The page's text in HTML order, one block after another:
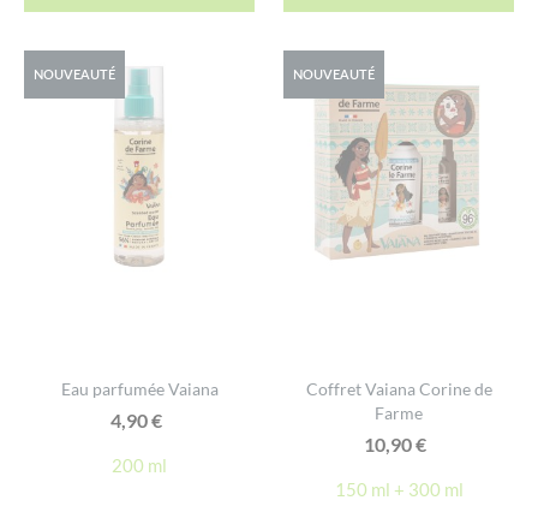
NOUVEAUTÉ
Eau parfumée Vaiana
4,90€
200 ml
NOUVEAUTÉ
Coffret Vaiana Corine de
Farme
10,90€
150 ml + 300 ml